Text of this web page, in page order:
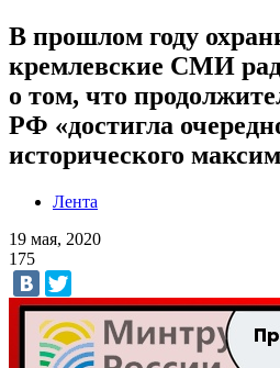
В прошлом году
кремлевские СМИ
о том, что
РФ «достигла
исторического
Лента
19 мая, 2020
175